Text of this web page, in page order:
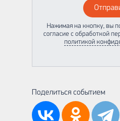
Нажимая на кнопку, вы
согласие с обработкой
политикой
Поделиться событием